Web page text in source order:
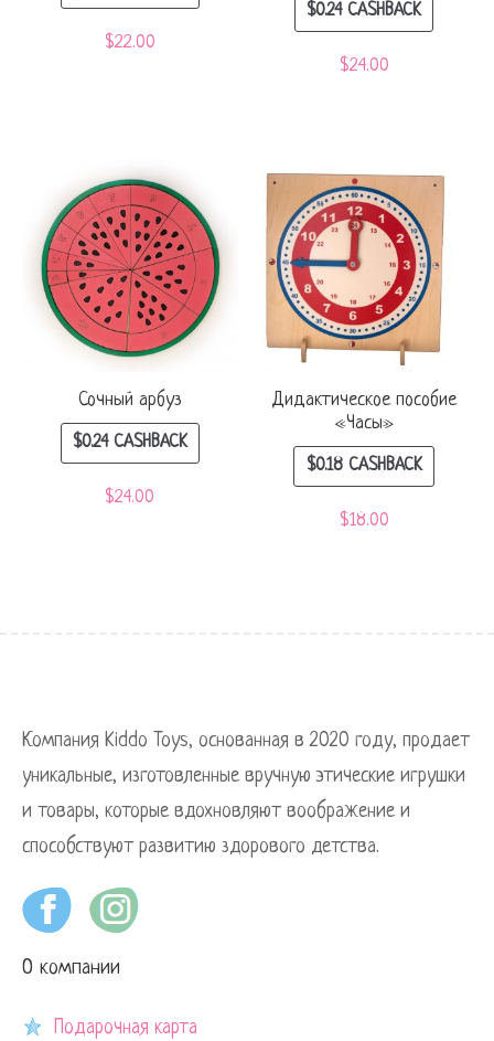
$22.00
$0.24CASHBACK
$24.00
Сочный арбуз
$0.24CASHBACK
$24.00
Дидактическое пособие
«Часы»
$0.18CASHBACK
$18.00
Компания Kiddo Toys, основанная в 2020 году, продает
уникальные, изготовленные вручную этические игрушки
и товары, которые вдохновляют воображение и
способствуют развитию здорового детства.
О компании
Подарочная карта